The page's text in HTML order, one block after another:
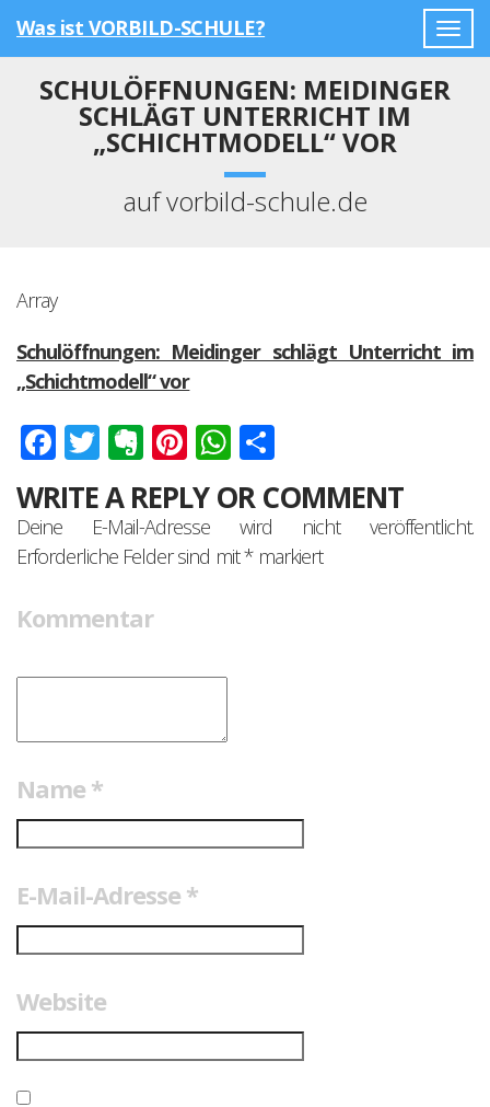
Was ist VORBILD-SCHULE?
SCHULÖFFNUNGEN: MEIDINGER
SCHLÄGT UNTERRICHT IM
„SCHICHTMODELL“ VOR
auf vorbild-schule.de
Array
Schulöffnungen: Meidinger schlägt Unterricht im
„Schichtmodell“ vor
Facebook
Twitter
Evernote
Pinterest
WhatsApp
WRITE A REPLY OR COMMENT
Deine E-Mail-Adresse wird nicht veröffentlicht.
Erforderliche Felder sind mit*markiert
Kommentar
Name *
E-Mail-Adresse *
Website